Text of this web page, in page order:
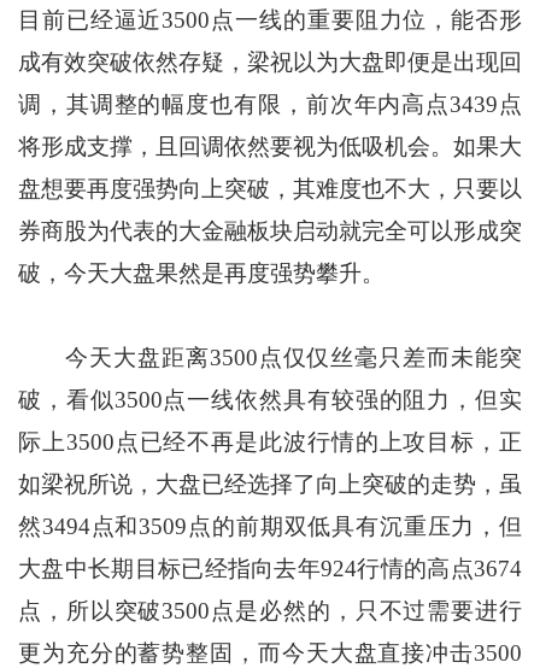
目前已经逼近3500点一线的重要阻力位，能否形
成有效突破依然存疑，梁祝以为大盘即便是出现回
调，其调整的幅度也有限，前次年内高点3439点
将形成支撑，且回调依然要视为低吸机会。如果大
盘想要再度强势向上突破，其难度也不大，只要以
券商股为代表的大金融板块启动就完全可以形成突
破，今天大盘果然是再度强势攀升。
今天大盘距离3500点仅仅丝毫只差而未能突
破，看似3500点一线依然具有较强的阻力，但实
际上3500点已经不再是此波行情的上攻目标，正
如梁祝所说，大盘已经选择了向上突破的走势，虽
然3494点和3509点的前期双低具有沉重压力，但
大盘中长期目标已经指向去年924行情的高点3674
点，所以突破3500点是必然的，只不过需要进行
更为充分的蓄势整固，而今天大盘直接冲击3500